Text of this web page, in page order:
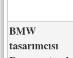
BMW
tasarımcısı